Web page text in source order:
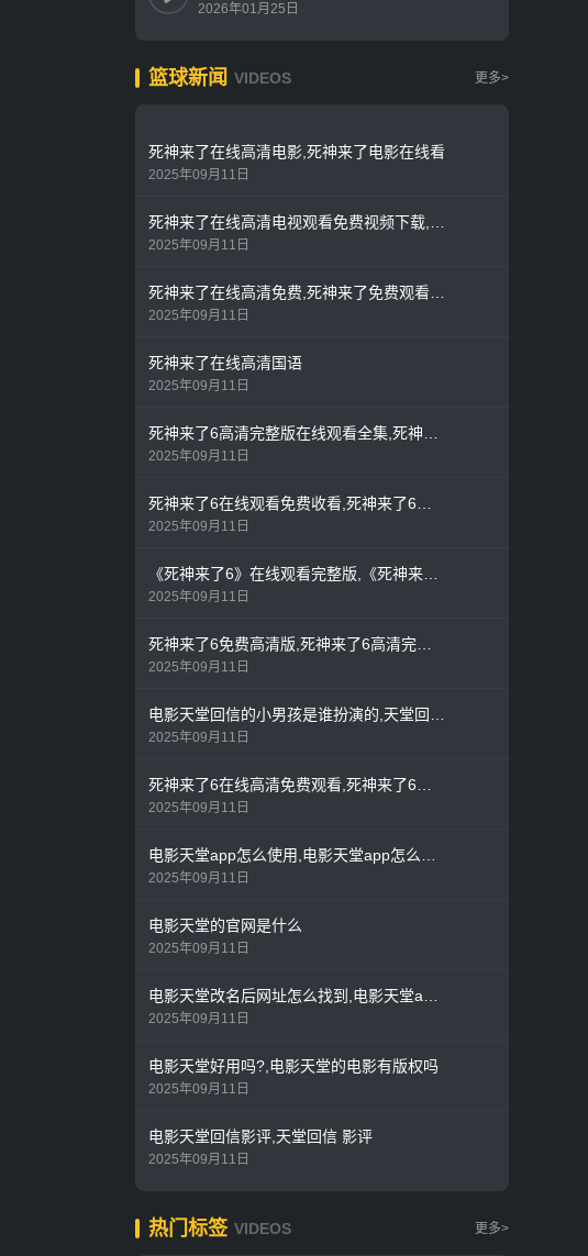
2026年01月25日
篮球新闻 VIDEOS 更多>
死神来了在线高清电影,死神来了电影在线看
2025年09月11日
死神来了在线高清电视观看免费视频下载,死神来了免费高清版
2025年09月11日
死神来了在线高清免费,死神来了免费观看完整版1
2025年09月11日
死神来了在线高清国语
2025年09月11日
死神来了6高清完整版在线观看全集,死神来了6免费高清版
2025年09月11日
死神来了6在线观看免费收看,死神来了6免费观看播放
2025年09月11日
《死神来了6》在线观看完整版,《死神来了1》在线观看
2025年09月11日
死神来了6免费高清版,死神来了6高清完整版在线观看全集
2025年09月11日
电影天堂回信的小男孩是谁扮演的,天堂回信小男孩扮演者
2025年09月11日
死神来了6在线高清免费观看,死神来了6国语在线观看全集
2025年09月11日
电影天堂app怎么使用,电影天堂app怎么不能用了
2025年09月11日
电影天堂的官网是什么
2025年09月11日
电影天堂改名后网址怎么找到,电影天堂app怎么使用
2025年09月11日
电影天堂好用吗?,电影天堂的电影有版权吗
2025年09月11日
电影天堂回信影评,天堂回信 影评
2025年09月11日
热门标签 VIDEOS 更多>